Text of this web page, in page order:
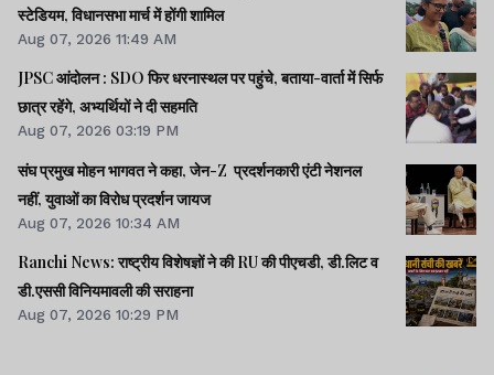
स्टेडियम, विधानसभा मार्च में होंगी शामिल
Aug 07, 2026 11:49 AM
JPSC आंदोलन : SDO फिर धरनास्थल पर पहुंचे, बताया-वार्ता में सिर्फ
छात्र रहेंगे, अभ्यर्थियों ने दी सहमति
Aug 07, 2026 03:19 PM
संघ प्रमुख मोहन भागवत ने कहा, जेन-Z प्रदर्शनकारी एंटी नेशनल
नहीं, युवाओं का विरोध प्रदर्शन जायज
Aug 07, 2026 10:34 AM
Ranchi News: राष्ट्रीय विशेषज्ञों ने की RU की पीएचडी, डी.लिट व
डी.एससी विनियमावली की सराहना
Aug 07, 2026 10:29 PM